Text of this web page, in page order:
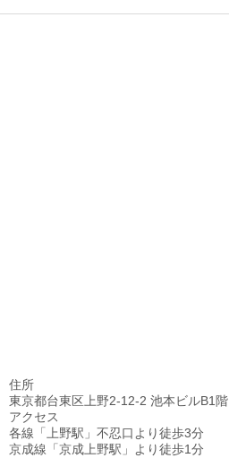
住所
東京都台東区上野2-12-2 池本ビルB1階
アクセス
各線「上野駅」不忍口より徒歩3分
京成線「京成上野駅」より徒歩1分